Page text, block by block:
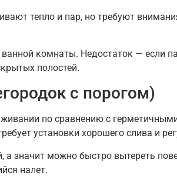
тепло и пар, но требуют
комнаты. Недостаток — если
полостей.
с порогом)
по сравнению с
установки хорошего слива и
значит можно быстро вытереть
налет.